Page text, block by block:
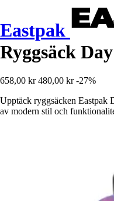
Eastpak
Ryggsäck
658,00 kr 480,00 kr -27%
Upptäck ryggsäcken Eastpak
av modern stil och